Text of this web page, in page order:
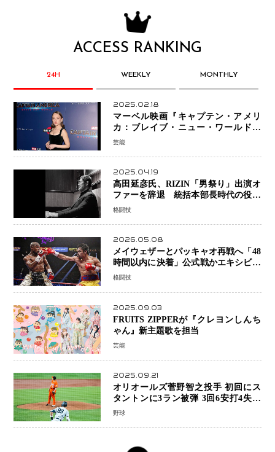
ACCESS RANKING
24H WEEKLY MONTHLY
2025.02.18
マーベル映画『キャプテン・アメリ
カ：ブレイブ・ニュー・ワールド』
新ブラック・ウィドウ役のシラ・ハー
芸能
2025.04.19
高田延彦氏、RIZIN「男祭り」出演オ
ファーを辞退 統括本部長時代の役目
「すでに終えています」と明言
格闘技
2026.05.08
メイウェザーとパッキャオ再戦へ「48
時間以内に決着」公式戦かエキシビシ
ョンか混迷続く
格闘技
2025.09.03
FRUITS ZIPPERが『クレヨンしんち
ゃん』新主題歌を担当
芸能
2025.09.21
オリオールズ菅野智之投手 初回にス
タントンに3ラン被弾 3回6安打4失点
で降板
野球